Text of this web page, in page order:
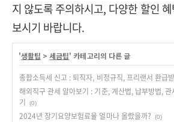
지 않도록 주의하시고, 다양한 할인
보시기 바랍니다.
'생활팁 >세금팁' 카테고리의 다른 글
종합소득세 신고 : 퇴직자, 비정규직, 프리랜서 환급
해외직구 관세 알아보기 : 기준, 계산법, 납부방법, 관
기
(0)
2024년 장기요양보험료율 얼마나 올랐을까? (0)